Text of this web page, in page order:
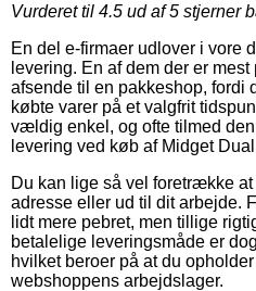
Vurderet til 4.5 ud af 5 stjerner
En del e-firmaer udlover i vore
levering. En af dem der er
afsende til en pakkeshop, fordi
købte varer på et valgfrit
vældig enkel, og ofte tilmed
levering ved køb af Midget
Du kan lige så vel foretrække
adresse eller ud til dit arbejde.
lidt mere pebret, men tillige
betalelige leveringsmåde er
hvilket beroer på at du
webshoppens arbejdslager.